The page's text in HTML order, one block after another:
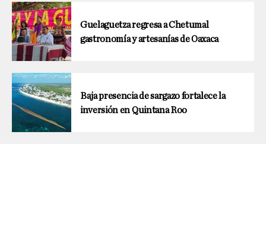
Guelaguetza regresa a Chetumal
gastronomía y artesanías de Oaxaca
Baja presencia de sargazo fortalece la
inversión en Quintana Roo